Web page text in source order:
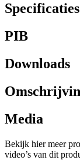
Specificaties
PIB
Downloads
Media
Bekijk hier meer
video’s van dit